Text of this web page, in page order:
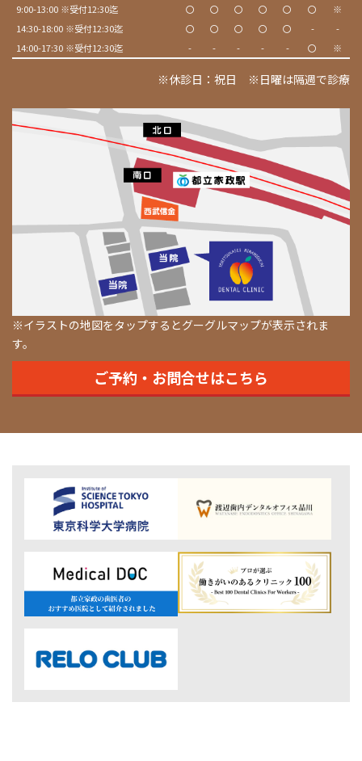
9:00-13:00 ※受付12:30迄
〇 〇 〇 〇 〇 〇
※
14:30-18:00 ※受付12:30迄
〇 〇 〇 〇 〇 -
-
14:00-17:30 ※受付12:30迄
- - - - - 〇 ※
※休診日：祝日 ※日曜は隔週で診療
※イラストの地図をタップするとグーグルマップが表示されま
す。
ご予約・お問合せはこちら